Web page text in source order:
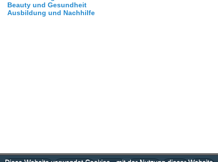
Beauty und Gesundheit
Ausbildung und Nachhilfe